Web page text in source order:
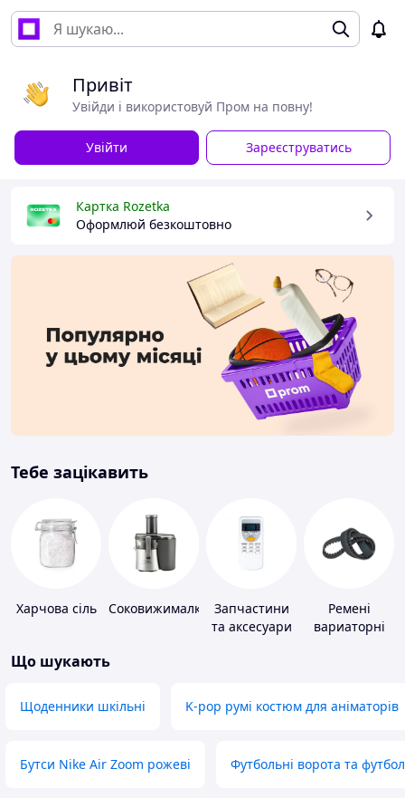
Привіт
Увійди і використовуй Пром на повну!
Увійти Зареєструватись
Картка Rozetka
Оформлюй безкоштовно
Тебе зацікавить
Харчова сіль Соковижималки
Запчастини
та аксесуари
Ремені
вариаторні
Що шукають
Щоденники шкільні K-pop румі костюм для аніматорів
Бутси Nike Air Zoom рожеві Футбольні ворота та